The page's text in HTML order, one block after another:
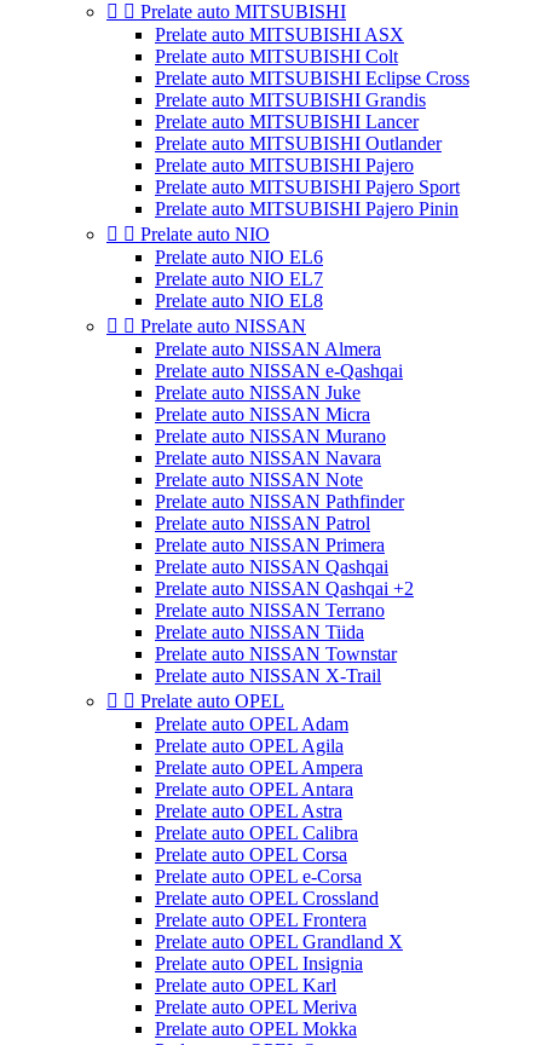
  Prelate auto MITSUBISHI
Prelate auto MITSUBISHI ASX
Prelate auto MITSUBISHI Colt
Prelate auto MITSUBISHI Eclipse Cross
Prelate auto MITSUBISHI Grandis
Prelate auto MITSUBISHI Lancer
Prelate auto MITSUBISHI Outlander
Prelate auto MITSUBISHI Pajero
Prelate auto MITSUBISHI Pajero Sport
Prelate auto MITSUBISHI Pajero Pinin
  Prelate auto NIO
Prelate auto NIO EL6
Prelate auto NIO EL7
Prelate auto NIO EL8
  Prelate auto NISSAN
Prelate auto NISSAN Almera
Prelate auto NISSAN e-Qashqai
Prelate auto NISSAN Juke
Prelate auto NISSAN Micra
Prelate auto NISSAN Murano
Prelate auto NISSAN Navara
Prelate auto NISSAN Note
Prelate auto NISSAN Pathfinder
Prelate auto NISSAN Patrol
Prelate auto NISSAN Primera
Prelate auto NISSAN Qashqai
Prelate auto NISSAN Qashqai +2
Prelate auto NISSAN Terrano
Prelate auto NISSAN Tiida
Prelate auto NISSAN Townstar
Prelate auto NISSAN X-Trail
  Prelate auto OPEL
Prelate auto OPEL Adam
Prelate auto OPEL Agila
Prelate auto OPEL Ampera
Prelate auto OPEL Antara
Prelate auto OPEL Astra
Prelate auto OPEL Calibra
Prelate auto OPEL Corsa
Prelate auto OPEL e-Corsa
Prelate auto OPEL Crossland
Prelate auto OPEL Frontera
Prelate auto OPEL Grandland X
Prelate auto OPEL Insignia
Prelate auto OPEL Karl
Prelate auto OPEL Meriva
Prelate auto OPEL Mokka